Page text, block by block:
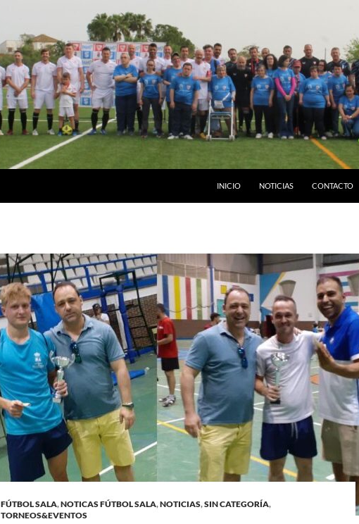
INICIO NOTICIAS CONTACTO
FÚTBOL SALA,NOTICAS FÚTBOL SALA,NOTICIAS,SIN CATEGORÍA,
TORNEOS&EVENTOS